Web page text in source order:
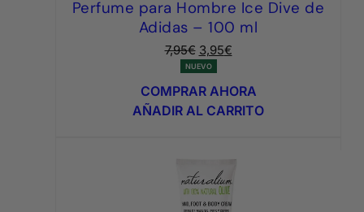
Perfume para Hombre Ice Dive de
Adidas – 100 ml
7,95€ El
precio
original
era:
3,95€El
actual
es:
NUEVO
COMPRAR AHORA
AÑADIR AL CARRITO